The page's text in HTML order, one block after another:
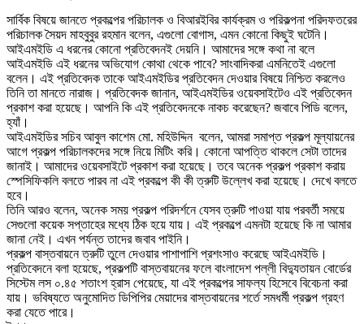
সার্বিক বিষয়ে জানতে প্রকল্পের পরিচালক ও বিআরইবির কার্যক্রম ও পরিকল্পনা পরিদফতরের
পরিচালক সৈয়দ মাহবুবুর রহমান বলেন, এগুলো বোগাস, এমন কোনো কিছুই ঘটেনি।
আইএমইডি এ ধরনের কোনো প্রতিবেদনই দেয়নি। আমাদের সঙ্গে কথা না বলে
আইএমইডি এই ধরনের অভিযোগ কোথা থেকে পাবে? সাংবাদিকরা এমনিতেই এগুলো
বলেন। এই প্রতিবেদক তাকে আইএমইডির প্রতিবেদন দেওয়ার বিষয়ে নিশ্চিত করলেও
তিনি তা মানতে নারাজ। প্রতিবেদক জানান, আইএমইডির ওয়েবসাইটেও এই প্রতিবেদন
প্রকাশ করা হয়েছে। আপনি কি এই প্রতিবেদনকে নাকচ করেছেন? জবাবে পিডি বলেন,
হ্যাঁ।
আইএমইডির সচিব আবুল কাশেম মো. মহিউদ্দিন বলেন, আমরা সমাপ্ত প্রকল্প মূল্যায়নের
আগে প্রকল্প পরিচালকদের সঙ্গে নিয়ে মিটিং করি। কোনো আপত্তি থাকলে সেটা তাদের
জানাই। আমাদের ওয়েবসাইটে প্রকাশ করা হয়েছে। তবে অনেক প্রকল্প প্রকাশ করায়
স্পেসিফিকলি বলতে পারব না এই প্রকল্পে কী কী ত্রুটি উল্লেখ করা হয়েছে। দেখে বলতে
হবে।
তিনি আরও বলেন, অনেক সময় প্রকল্প পরিদর্শনে যেসব ত্রুটি পাওয়া যায় পরবর্তী সময়ে
সেগুলো কয়েক সপ্তাহের মধ্যে ঠিক হয়ে যায়। এই প্রকল্পে এমনটা হয়েছে কি না আমার
জানা নেই। এখন পর্যন্ত তাদের জবাব পাইনি।
প্রকল্প বাস্তবায়নে ত্রুটি তুলে দেওয়ার পাশাপাশি প্রশংসাও করেছে আইএমইডি।
প্রতিবেদনে বলা হয়েছে, প্রকল্পটি বাস্তবায়নের ফলে বাংলাদেশ পল্লী বিদ্যুতায়ন বোর্ডের
সিস্টেম লস ০.৪৫ শতাংশ হ্রাস পেয়েছে, যা এই প্রকল্পের সাফল্য হিসেবে বিবেচনা করা
যায়। ভবিষ্যতে অনুমোদিত ডিপিপির মেয়াদের বাস্তবায়নের শর্তে সমধর্মী প্রকল্প গ্রহণ
করা যেতে পারে।